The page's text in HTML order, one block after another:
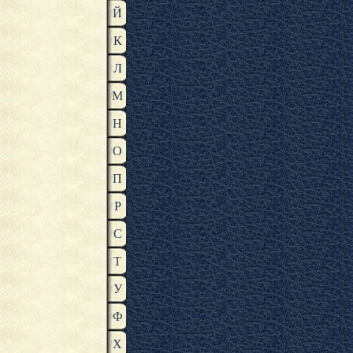
Й
К
Л
М
Н
О
П
Р
С
Т
У
Ф
Х